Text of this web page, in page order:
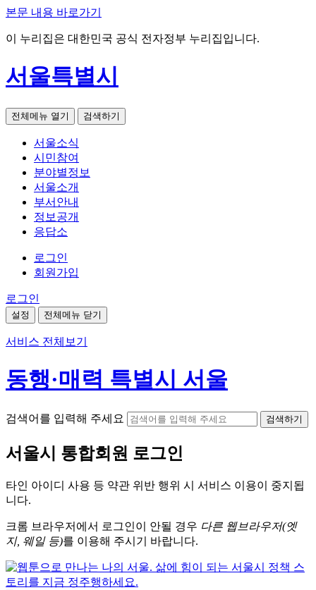
본문 내용 바로가기
이 누리집은 대한민국 공식 전자정부 누리집입니다.
서울특별시
전체메뉴 열기 검색하기
서울소식
시민참여
분야별정보
서울소개
부서안내
정보공개
응답소
로그인
회원가입
로그인
설정 전체메뉴 닫기
서비스 전체보기
동행·매력 특별시 서울
검색어를 입력해 주세요 검색하기
서울시 통합회원 로그인
타인 아이디 사용 등 약관 위반 행위 시 서비스 이용이 중지됩
니다.
크롬 브라우저에서 로그인이 안될 경우 다른 웹브라우저(엣
지, 웨일 등)를 이용해 주시기 바랍니다.